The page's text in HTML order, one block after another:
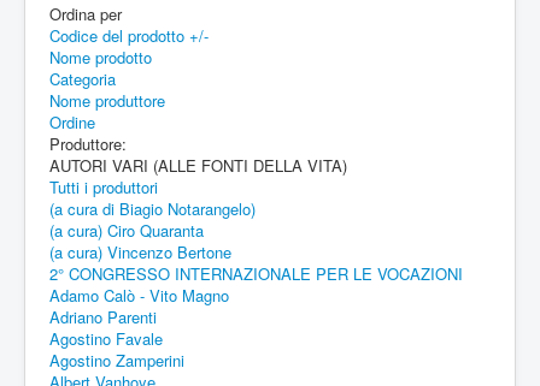
Ordina per
Codice del prodotto +/-
Nome prodotto
Categoria
Nome produttore
Ordine
Produttore:
AUTORI VARI (ALLE FONTI DELLA VITA)
Tutti i produttori
(a cura di Biagio Notarangelo)
(a cura) Ciro Quaranta
(a cura) Vincenzo Bertone
2° CONGRESSO INTERNAZIONALE PER LE VOCAZIONI
Adamo Calò - Vito Magno
Adriano Parenti
Agostino Favale
Agostino Zamperini